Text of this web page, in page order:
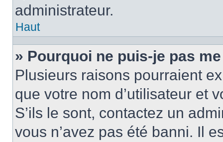
administrateur.
Haut
» Pourquoi ne puis-je pas
Plusieurs raisons pourraient
que votre nom d’utilisateur et
S’ils le sont, contactez un
vous n’avez pas été banni. Il